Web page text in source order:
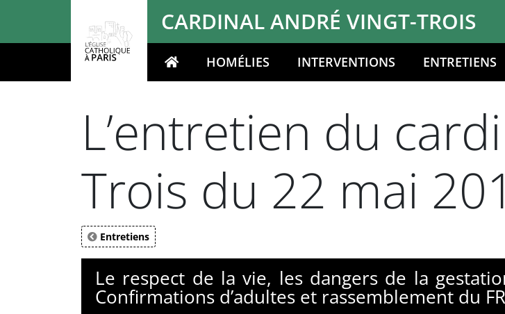
CARDINAL ANDRÉ VINGT-TROIS
Votre rechercheHOMÉLIES INTERVENTIONS ENTRETIENS
L’entretien du
Trois du 22 mai
Entretiens
Le respect de la vie, les dangers de la
Confirmations d’adultes et rassemblement du